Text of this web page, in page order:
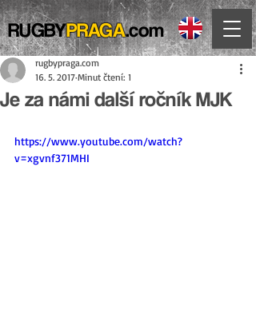
RUGBYPRAGA.com
Je za námi další ročník MJK
rugbypraga.com
16. 5. 2017 Minut čtení: 1
https://www.youtube.com/watch?
v=xgvnf371MHI